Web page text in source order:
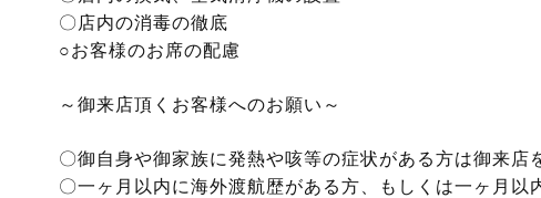
〇店内の消毒の徹底
○お客様のお席の配慮
～御来店頂くお客様へのお願い～
〇御自身や御家族に発熱や咳等の症状がある方は御来店
〇一ヶ月以内に海外渡航歴がある方、もしくは一ヶ月